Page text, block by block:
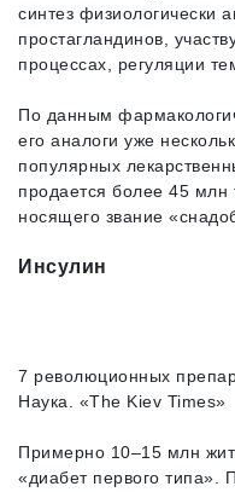
синтез физиологически
простагландинов,
процессах, регуляции
По данным
его аналоги уже
популярных
продается более 45 млн
носящего звание
Инсулин
7 революционных
Наука. «The Kiev Times»
Примерно 10–15 млн
«диабет первого типа».